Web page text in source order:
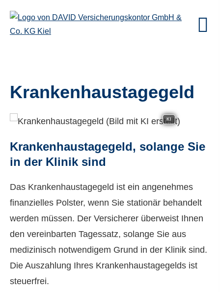
Krankenhaustagegeld
KI
Krankenhaustagegeld, solange Sie
in der Klinik sind
Das Krankenhaustagegeld ist ein angenehmes
finanzielles Polster, wenn Sie stationär behandelt
werden müssen. Der Versicherer überweist Ihnen
den vereinbarten Tagessatz, solange Sie aus
medizinisch notwendigem Grund in der Klinik sind.
Die Auszahlung Ihres Krankenhaustagegelds ist
steuerfrei.